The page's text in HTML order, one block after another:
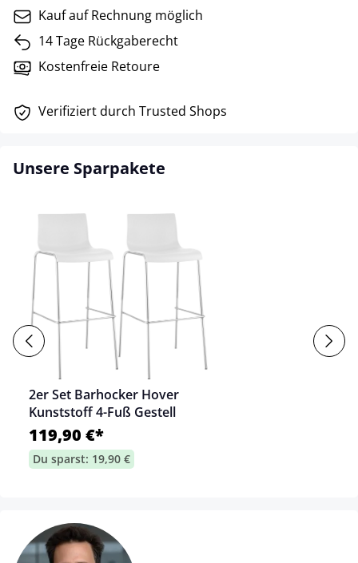
Kauf auf Rechnung möglich
14 Tage Rückgaberecht
Kostenfreie Retoure
Verifiziert durch Trusted Shops
Unsere Sparpakete
2er Set Barhocker Hover
Kunststoff 4-Fuß Gestell
119,90 €*
Du sparst: 19,90 €